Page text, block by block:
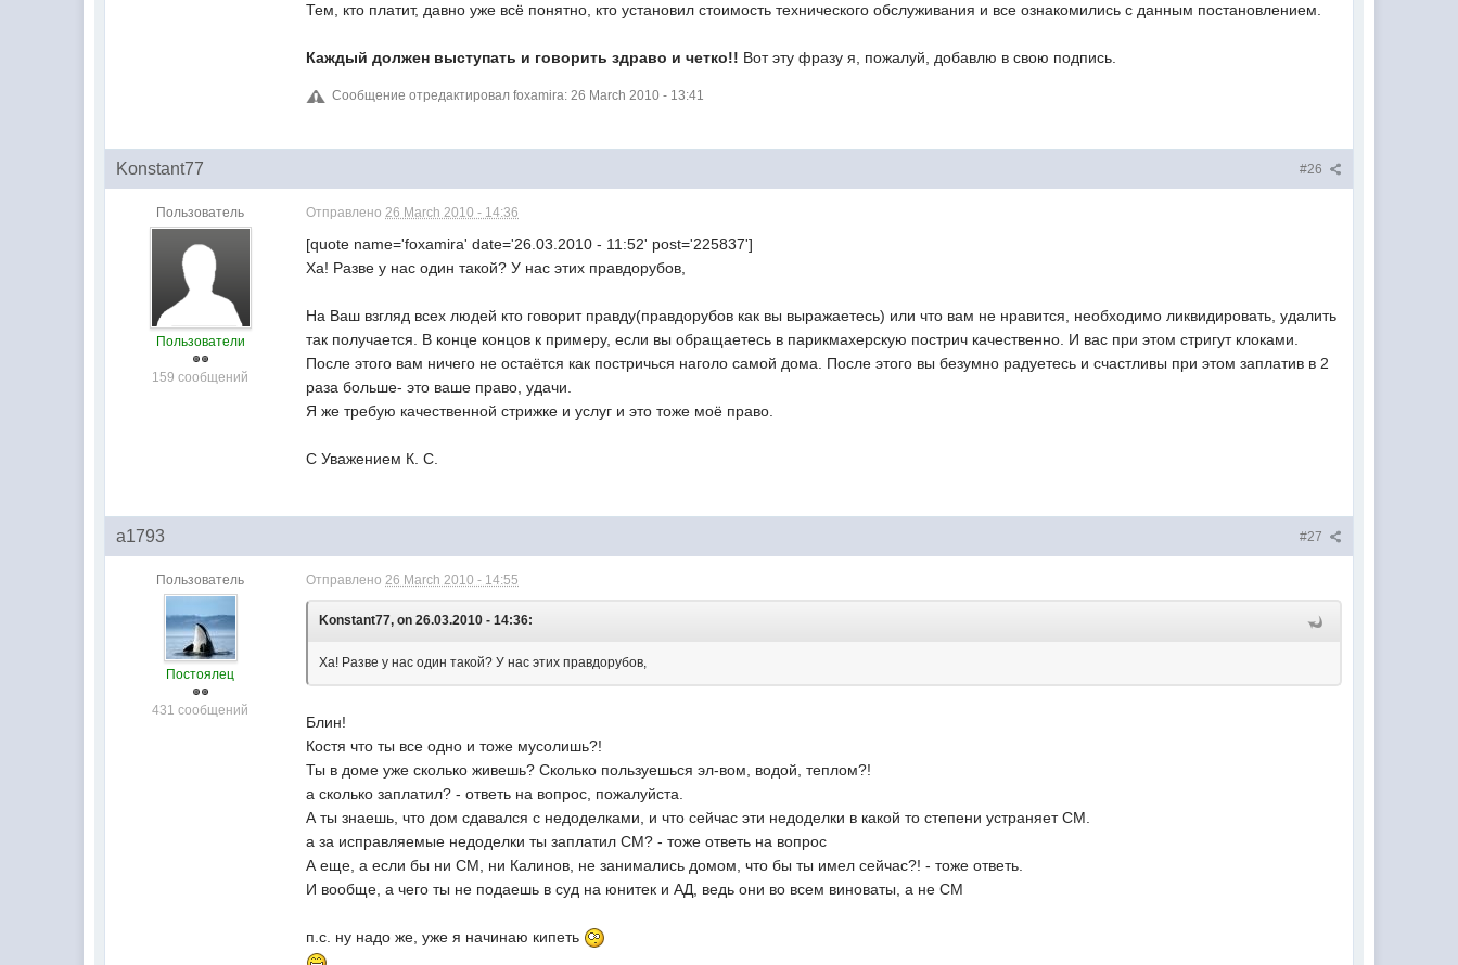
Тем, кто платит, давно уже всё понятно, кто установил стоимость технического обслуживания и все ознакомились с данным постановлением.
Каждый должен выступать и говорить здраво и четко!! Вот эту фразу я, пожалуй, добавлю в свою подпись.
Сообщение отредактировал foxamira: 26 March 2010 - 13:41
#26
Konstant77
Пользователь
Пользователи
159 сообщений
Отправлено26 March 2010 - 14:36
[quote name='foxamira' date='26.03.2010 - 11:52' post='225837']
Ха! Разве у нас один такой? У нас этих правдорубов,
На Ваш взгляд всех людей кто говорит правду(правдорубов как вы выражаетесь) или что вам не нравится, необходимо ликвидировать, удалить
так получается. В конце концов к примеру, если вы обращаетесь в парикмахерскую пострич качественно. И вас при этом стригут клоками.
После этого вам ничего не остаётся как постричься наголо самой дома. После этого вы безумно радуетесь и счастливы при этом заплатив в 2
раза больше- это ваше право, удачи.
Я же требую качественной стрижке и услуг и это тоже моё право.
С Уважением К. С.
#27
a1793
Пользователь
Постоялец
431 сообщений
Отправлено26 March 2010 - 14:55
Konstant77, on 26.03.2010 - 14:36:
Ха! Разве у нас один такой? У нас этих правдорубов,
Блин!
Костя что ты все одно и тоже мусолишь?!
Ты в доме уже сколько живешь? Сколько пользуешься эл-вом, водой, теплом?!
а сколько заплатил? - ответь на вопрос, пожалуйста.
А ты знаешь, что дом сдавался с недоделками, и что сейчас эти недоделки в какой то степени устраняет СМ.
а за исправляемые недоделки ты заплатил СМ? - тоже ответь на вопрос
А еще, а если бы ни СМ, ни Калинов, не занимались домом, что бы ты имел сейчас?! - тоже ответь.
И вообще, а чего ты не подаешь в суд на юнитек и АД, ведь они во всем виноваты, а не СМ
п.с. ну надо же, уже я начинаю кипеть